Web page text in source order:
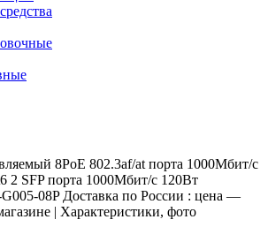
8PoE 802.3af/at порта 1000Мбит/с
2 SFP порта 1000Мбит/с 120Вт
08P Доставка по России : цена —
| Характеристики, фото